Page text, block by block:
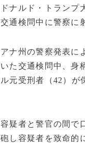
ナルド・トランプ
通検問中に警察に
ナ州の警察発表に
た交通検問中、身
元受刑者（42）が
疑者と警官の間で
し容疑者を致命的